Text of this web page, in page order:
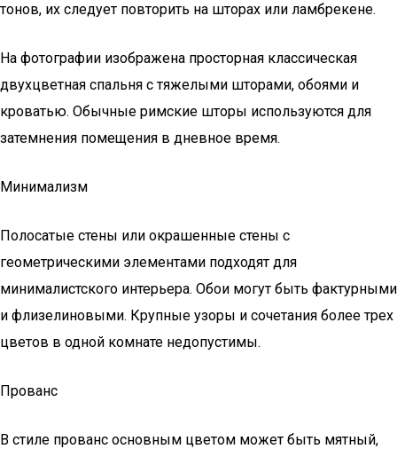
тонов, их следует повторить на шторах или ламбрекене.
На фотографии изображена просторная классическая
двухцветная спальня с тяжелыми шторами, обоями и
кроватью. Обычные римские шторы используются для
затемнения помещения в дневное время.
Минимализм
Полосатые стены или окрашенные стены с
геометрическими элементами подходят для
минималистского интерьера. Обои могут быть фактурными
и флизелиновыми. Крупные узоры и сочетания более трех
цветов в одной комнате недопустимы.
Прованс
В стиле прованс основным цветом может быть мятный,